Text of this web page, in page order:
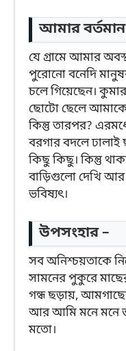
আমার
যে গ্রামে আমার
পুরোনো বনেদি
চলে গিয়েছেন।
ছোটো ছেলে
কিন্তু তারপর?
বরগার বদলে ঢালাই
কিছু কিছু। কিন্তু
বাড়িগুলো দেখি
ভবিষ্যৎ।
উপসংহার –
সব অনিশ্চয়তাকে
সামনের পুকুরে
গন্ধ ছড়ায়,
আর আমি মনে মনে
মতো।